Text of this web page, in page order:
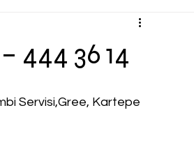
444 36 14
Servisi,Gree, Kartepe